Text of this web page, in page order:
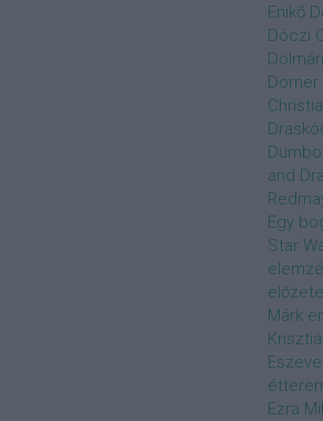
Enikő
Dóczi
Dörner
Dumbo
and
Egy
Star
Márk
Ezra